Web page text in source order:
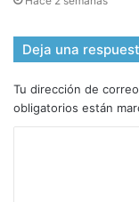
Deja una
Tu dirección de
obligatorios están